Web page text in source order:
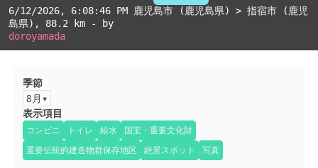
6/12/2026, 6:08:46 PM
鹿児島市 (鹿児島県) > 指宿市 (鹿児
島県) , 88.2 km - by
doroyamada
季節
8月
表示項目
コンビニ トイレ 給水
国宝・重要文化財
重要伝統的建造物群保存地区
絶景スポット 写真